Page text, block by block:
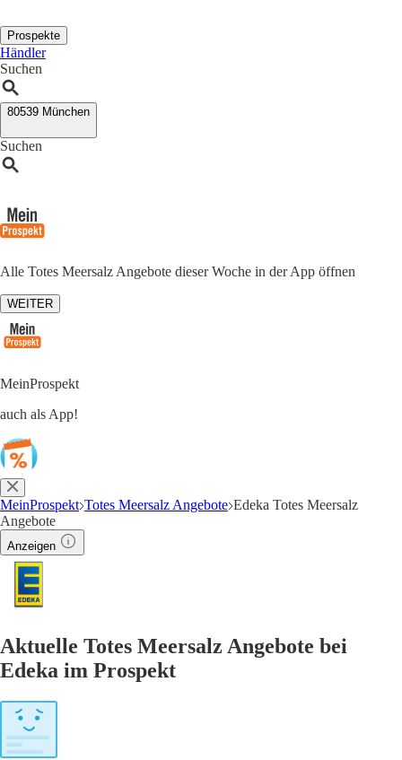
Prospekte
Händler
Suchen
80539 München
Suchen
Alle Totes Meersalz Angebote dieser Woche in der App öffnen
WEITER
MeinProspekt
auch als App!
MeinProspekt Totes Meersalz Angebote Edeka Totes Meersalz
Angebote
Anzeigen
Aktuelle Totes Meersalz Angebote bei
Edeka im Prospekt